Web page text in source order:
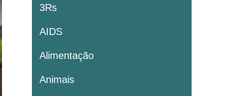
3Rs
AIDS
Alimentação
Animais